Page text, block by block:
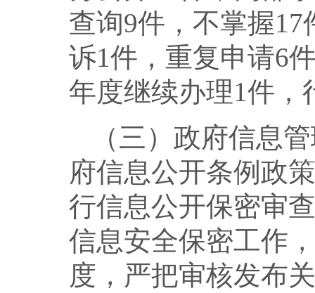
查询9件，不掌握
诉1件，重复申请6
年度继续办理1件，
（三）政府信息
府信息公开条例政
行信息公开保密审
信息安全保密工作
度，严把审核发布